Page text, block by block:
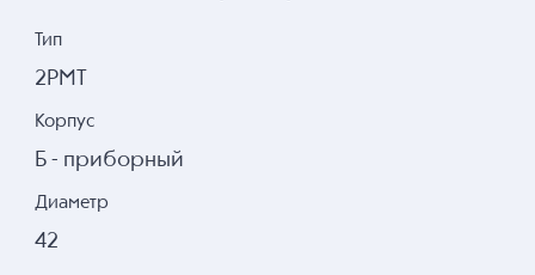
Тип
2РМТ
Корпус
Б - приборный
Диаметр
42